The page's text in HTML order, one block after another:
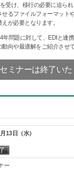
受け、移行の必要に迫ら
るファイルフォーマット
が必要となります。
年問題に対して、EDIと連
向や最適解をご紹介させ
ミナーは終了いた
13日（水）
ー